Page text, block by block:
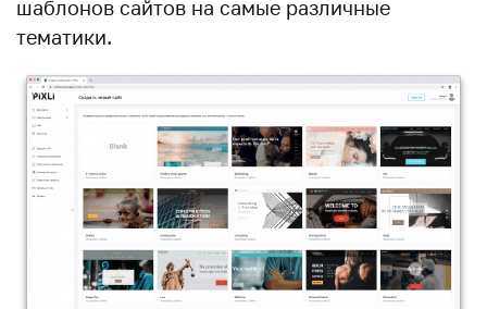
шаблонов сайтов на самые различные
тематики.